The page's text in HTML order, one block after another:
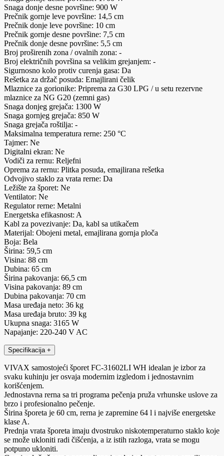
Snaga donje desne površine: 900 W
Prečnik gornje leve površine: 14,5 cm
Prečnik donje leve površine: 10 cm
Prečnik gornje desne površine: 7,5 cm
Prečnik donje desne površine: 5,5 cm
Broj proširenih zona / ovalnih zona: -
Broj električnih površina sa velikim grejanjem: -
Sigurnosno kolo protiv curenja gasa: Da
Rešetka za držač posuda: Emajlirani čelik
Mlaznice za gorionike: Priprema za G30 LPG / u setu rezervne
mlaznice za NG G20 (zemni gas)
Snaga donjeg grejača: 1300 W
Snaga gornjeg grejača: 850 W
Snaga grejača roštilja: -
Maksimalna temperatura rerne: 250 °C
Tajmer: Ne
Digitalni ekran: Ne
Vodiči za rernu: Reljefni
Oprema za rernu: Plitka posuda, emajlirana rešetka
Odvojivo staklo za vrata rerne: Da
Ležište za šporet: Ne
Ventilator: Ne
Regulator rerne: Metalni
Energetska efikasnost: A
Kabl za povezivanje: Da, kabl sa utikačem
Materijal: Obojeni metal, emajlirana gornja ploča
Boja: Bela
Širina: 59,5 cm
Visina: 88 cm
Dubina: 65 cm
Širina pakovanja: 66,5 cm
Visina pakovanja: 89 cm
Dubina pakovanja: 70 cm
Masa uređaja neto: 36 kg
Masa uređaja bruto: 39 kg
Ukupna snaga: 3165 W
Napajanje: 220-240 V AC
Specifikacija +
VIVAX samostojeći šporet FC-31602LI WH idealan je izbor za
svaku kuhinju jer osvaja modernim izgledom i jednostavnim
korišćenjem.
Jednostavna rerna sa tri programa pečenja pruža vrhunske uslove za
brzo i profesionalno pečenje.
Širina šporeta je 60 cm, rerna je zapremine 64 l i najviše energetske
klase A.
Prednja vrata šporeta imaju dvostruko niskotemperaturno staklo koje
se može ukloniti radi čišćenja, a iz istih razloga, vrata se mogu
potpuno ukloniti.